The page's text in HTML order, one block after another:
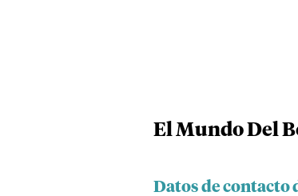
El Mundo Del
Datos de contacto